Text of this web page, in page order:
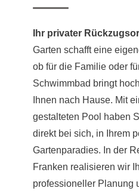
Ihr privater
Garten schafft eine
ob für die Familie oder
Schwimmbad bringt
Ihnen nach Hause. Mit
gestalteten Pool haben
direkt bei sich, in Ihrem
Gartenparadies. In der
Franken realisieren wir
professioneller Planung